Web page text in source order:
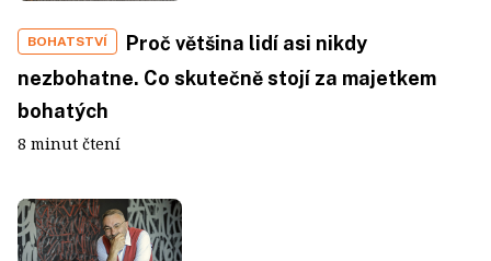
BOHATSTVÍ
Proč většina lidí asi nikdy
nezbohatne. Co skutečně stojí za majetkem
bohatých
8 minut čtení